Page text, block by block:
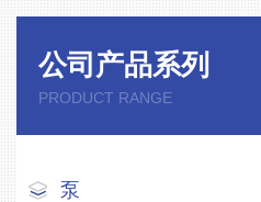
公司产品系列
PRODUCT RANGE
泵